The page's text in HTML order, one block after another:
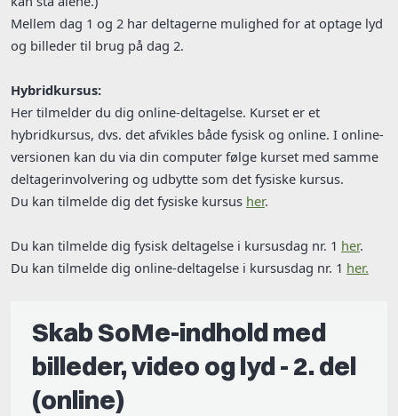
Mellem dag 1 og 2 har deltagerne mulighed for at optage lyd
og billeder til brug på dag 2.
Hybridkursus:
Her tilmelder du dig online-deltagelse. Kurset er et
hybridkursus, dvs. det afvikles både fysisk og online. I online-
versionen kan du via din computer følge kurset med samme
deltagerinvolvering og udbytte som det fysiske kursus.
Du kan tilmelde dig det fysiske kursus her.
Du kan tilmelde dig fysisk deltagelse i kursusdag nr. 1 her.
Du kan tilmelde dig online-deltagelse i kursusdag nr. 1 her.
Skab SoMe-indhold med
billeder, video og lyd - 2. del
(online)